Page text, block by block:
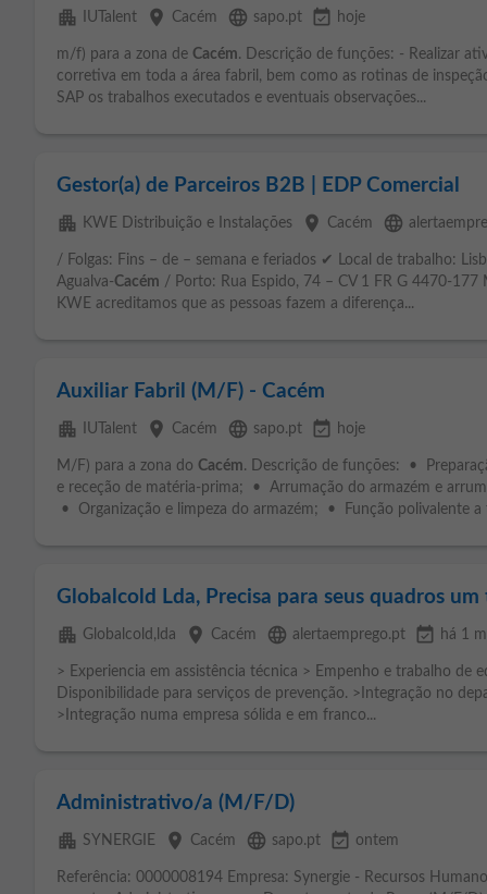
apartment IUTalent place Cacém language sapo.pt event_available hoje
m/f) para a zona de Cacém. Descrição de funções: - Realizar
corretiva em toda a área fabril, bem como as rotinas de
SAP os trabalhos executados e eventuais observações...
Gestor(a) de Parceiros B2B | EDP Comercial
apartment KWE Distribuição e Instalações place Cacém language
/ Folgas: Fins – de – semana e feriados ✔ Local de trabalho:
Agualva-Cacém / Porto: Rua Espido, 74 – CV 1 FR G 4470-177
KWE acreditamos que as pessoas fazem a diferença...
Auxiliar Fabril (M/F) - Cacém
apartment IUTalent place Cacém language sapo.pt event_available hoje
M/F) para a zona do Cacém. Descrição de funções: •
e receção de matéria-prima; • Arrumação do armazém e
• Organização e limpeza do armazém; • Função polivalente a
Globalcold Lda, Precisa para seus quadros
apartment Globalcold,lda place Cacém language alertaemprego.pt event_available há 1
> Experiencia em assistência técnica > Empenho e trabalho de
Disponibilidade para serviços de prevenção. >Integração no
>Integração numa empresa sólida e em franco...
Administrativo/a (M/F/D)
apartment SYNERGIE place Cacém language sapo.pt event_available ontem
Referência: 0000008194 Empresa: Synergie - Recursos